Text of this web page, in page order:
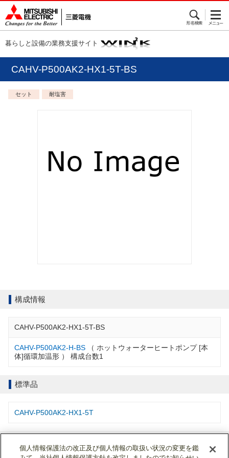
暮らしと設備の業務支援サイト
CAHV-P500AK2-HX1-5T-BS
セット 耐塩害
構成情報
CAHV-P500AK2-HX1-5T-BS
CAHV-P500AK2-H-BS
（ ホットウォーターヒートポンプ [本
体]循環加温形 ） 構成台数1
標準品
CAHV-P500AK2-HX1-5T
個人情報保護法の改正及び個人情報の取扱い状況の変更を鑑